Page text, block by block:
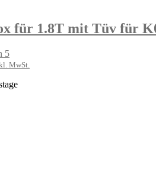
für 1.8T mit Tüv für
5
MwSt.